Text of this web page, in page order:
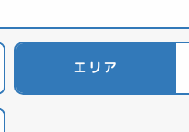
エリア